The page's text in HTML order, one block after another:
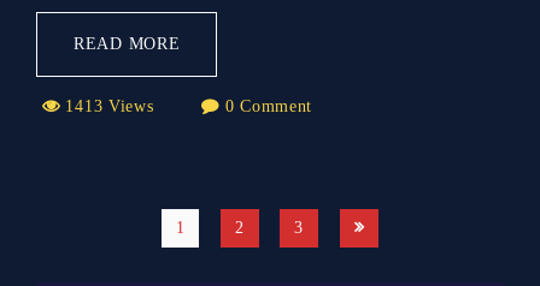
READ MORE
1413 Views 0 Comment
1 2 3